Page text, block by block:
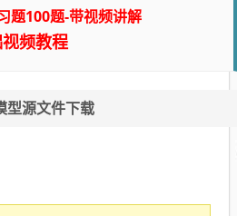
题100题-带视频讲解
频教程
型源文件下载